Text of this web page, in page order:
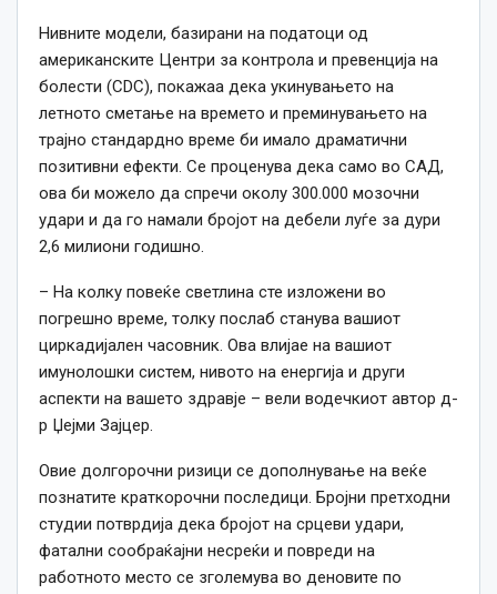
Нивните модели, базирани на податоци од
американските Центри за контрола и превенција на
болести (CDC), покажаа дека укинувањето на
летното сметање на времето и преминувањето на
трајно стандардно време би имало драматични
позитивни ефекти. Се проценува дека само во САД,
ова би можело да спречи околу 300.000 мозочни
удари и да го намали бројот на дебели луѓе за дури
2,6 милиони годишно.
– На колку повеќе светлина сте изложени во
погрешно време, толку послаб станува вашиот
циркадијален часовник. Ова влијае на вашиот
имунолошки систем, нивото на енергија и други
аспекти на вашето здравје – вели водечкиот автор д-
р Џејми Зајцер.
Овие долгорочни ризици се дополнување на веќе
познатите краткорочни последици. Бројни претходни
студии потврдија дека бројот на срцеви удари,
фатални сообраќајни несреќи и повреди на
работното место се зголемува во деновите по